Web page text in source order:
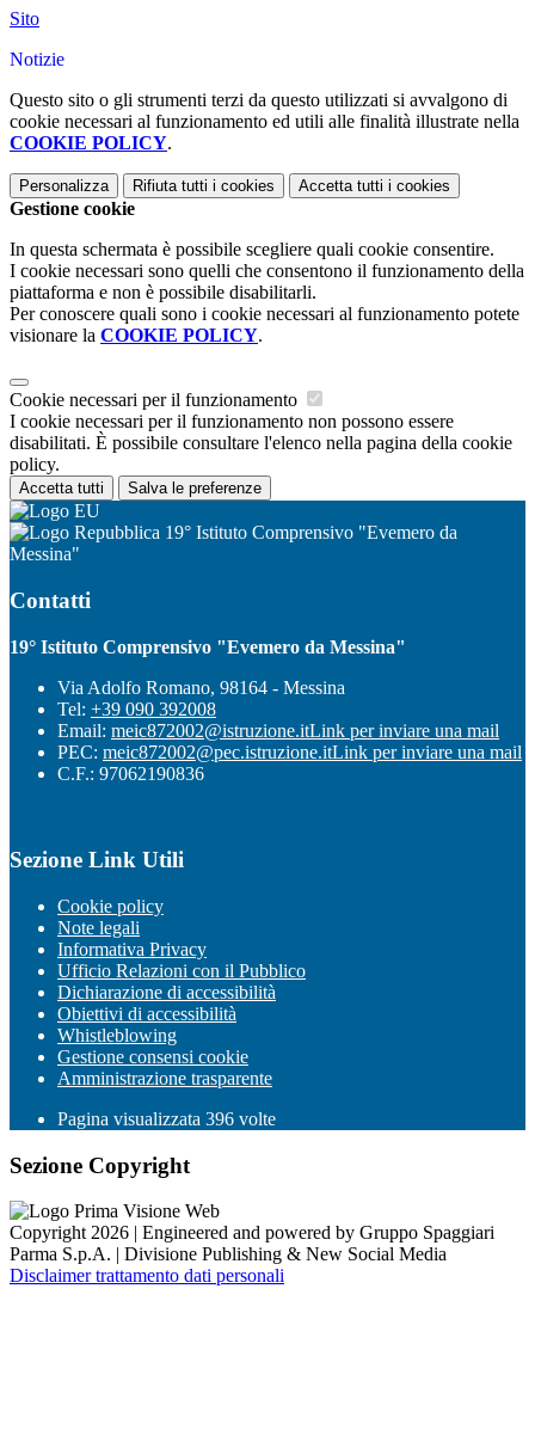
Sito
Notizie
Questo sito o gli strumenti terzi da questo utilizzati si avvalgono di
cookie necessari al funzionamento ed utili alle finalità illustrate nella
COOKIE POLICY.
Personalizza Rifiuta tutti i cookies Accetta tutti i cookies
Gestione cookie
In questa schermata è possibile scegliere quali cookie consentire.
I cookie necessari sono quelli che consentono il funzionamento della
piattaforma e non è possibile disabilitarli.
Per conoscere quali sono i cookie necessari al funzionamento potete
visionare la COOKIE POLICY.
Cookie necessari per il funzionamento
I cookie necessari per il funzionamento non possono essere
disabilitati. È possibile consultare l'elenco nella pagina della cookie
policy.
Accetta tutti Salva le preferenze
19° Istituto Comprensivo "Evemero da
Messina"
Contatti
19° Istituto Comprensivo "Evemero da Messina"
Via Adolfo Romano, 98164 - Messina
Tel: +39 090 392008
Email: meic872002@istruzione.itLink per inviare una mail
PEC: meic872002@pec.istruzione.itLink per inviare una mail
C.F.: 97062190836
Sezione Link Utili
Cookie policy
Note legali
Informativa Privacy
Ufficio Relazioni con il Pubblico
Dichiarazione di accessibilità
Obiettivi di accessibilità
Whistleblowing
Gestione consensi cookie
Amministrazione trasparente
Pagina visualizzata 396 volte
Sezione Copyright
Copyright 2026 | Engineered and powered by Gruppo Spaggiari
Parma S.p.A. | Divisione Publishing & New Social Media
Disclaimer trattamento dati personali